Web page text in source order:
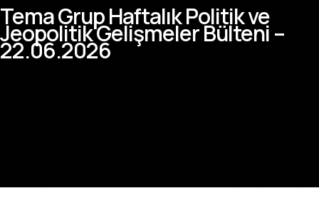
Tema Grup Haftalık Politik ve
Jeopolitik Gelişmeler Bülteni –
22.06.2026